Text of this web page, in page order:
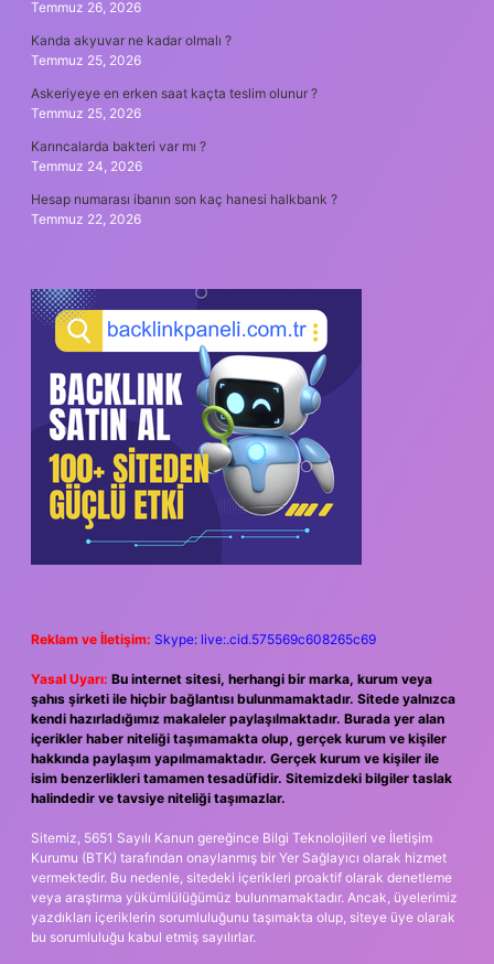
Temmuz 26, 2026
Kanda akyuvar ne kadar olmalı ?
Temmuz 25, 2026
Askeriyeye en erken saat kaçta teslim olunur ?
Temmuz 25, 2026
Karıncalarda bakteri var mı ?
Temmuz 24, 2026
Hesap numarası ibanın son kaç hanesi halkbank ?
Temmuz 22, 2026
Reklam ve İletişim: Skype: live:.cid.575569c608265c69
Yasal Uyarı: Bu internet sitesi, herhangi bir marka, kurum veya
şahıs şirketi ile hiçbir bağlantısı bulunmamaktadır. Sitede yalnızca
kendi hazırladığımız makaleler paylaşılmaktadır. Burada yer alan
içerikler haber niteliği taşımamakta olup, gerçek kurum ve kişiler
hakkında paylaşım yapılmamaktadır. Gerçek kurum ve kişiler ile
isim benzerlikleri tamamen tesadüfidir. Sitemizdeki bilgiler taslak
halindedir ve tavsiye niteliği taşımazlar.
Sitemiz, 5651 Sayılı Kanun gereğince Bilgi Teknolojileri ve İletişim
Kurumu (BTK) tarafından onaylanmış bir Yer Sağlayıcı olarak hizmet
vermektedir. Bu nedenle, sitedeki içerikleri proaktif olarak denetleme
veya araştırma yükümlülüğümüz bulunmamaktadır. Ancak, üyelerimiz
yazdıkları içeriklerin sorumluluğunu taşımakta olup, siteye üye olarak
bu sorumluluğu kabul etmiş sayılırlar.